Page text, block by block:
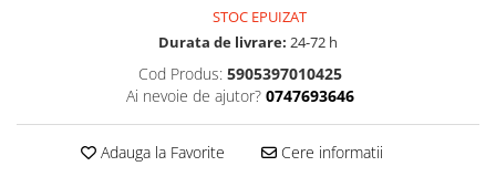
STOC EPUIZAT
Durata de livrare: 24-72 h
Cod Produs: 5905397010425
Ai nevoie de ajutor? 0747693646
Adauga la Favorite Cere informatii